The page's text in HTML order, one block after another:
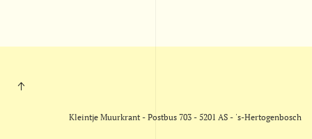
Kleintje Muurkrant - Postbus 703 - 5201 AS - 's-Hertogenbosch